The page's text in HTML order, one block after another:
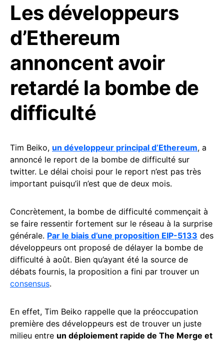
Les développeurs
d’Ethereum
annoncent avoir
retardé la bombe de
difficulté
Tim Beiko, un développeur principal d’Ethereum, a
annoncé le report de la bombe de difficulté sur
twitter. Le délai choisi pour le report n’est pas très
important puisqu’il n’est que de deux mois.
Concrètement, la bombe de difficulté commençait à
se faire ressentir fortement sur le réseau à la surprise
générale. Par le biais d’une proposition EIP-5133 des
développeurs ont proposé de délayer la bombe de
difficulté à août. Bien qu’ayant été la source de
débats fournis, la proposition a fini par trouver un
consensus.
En effet, Tim Beiko rappelle que la préoccupation
première des développeurs est de trouver un juste
milieu entre un déploiement rapide de The Merge et